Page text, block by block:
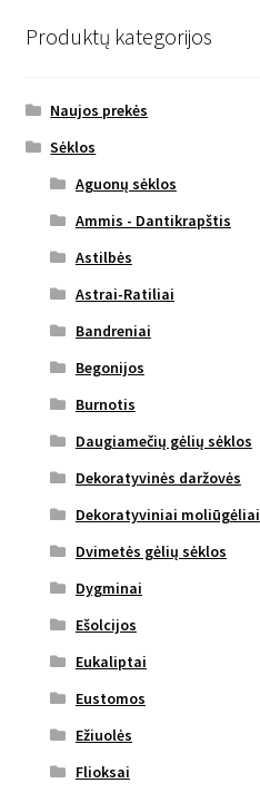
Produktų kategorijos
Naujos prekės
Sėklos
Aguonų sėklos
Ammis - Dantikrapštis
Astilbės
Astrai-Ratiliai
Bandreniai
Begonijos
Burnotis
Daugiamečių gėlių sėklos
Dekoratyvinės daržovės
Dekoratyviniai moliūgėliai
Dvimetės gėlių sėklos
Dygminai
Ešolcijos
Eukaliptai
Eustomos
Ežiuolės
Flioksai